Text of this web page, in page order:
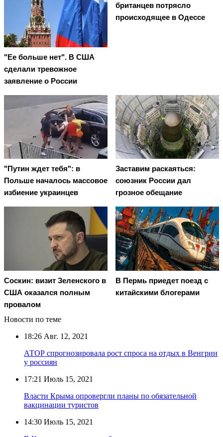
"Ее больше нет". В США
сделали тревожное
заявление о России
британцев потрясло
происходящее в Одессе
"Путин ждет тебя": в
Польше началось массовое
избиение украинцев
Заставим раскаяться:
союзник России дал
грозное обещание
Соскин: визит Зеленского в
США оказался полным
провалом
В Пермь приедет поезд с
китайскими блогерами
Новости по теме
18:26 Авг. 12, 2021
АТОР спрогнозировала рост спроса на отдых в Венгрии
у россиян
17:21 Июль 15, 2021
Власти Крыма опровергли планы по обязательной
вакцинации туристов
14:30 Июль 15, 2021